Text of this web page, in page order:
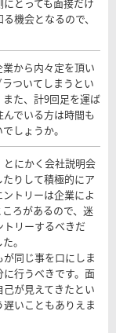
機会となるので、
から内々定を頂い
ついてしまうとい
た、計9回足を運ば
でいる方は時間も
しょうか。
にかく会社説明会
りして積極的にア
トリーは企業によ
ろがあるので、迷
トリーするべきだ
。
同じ事を口にしま
行うべきです。面
が見えてきたとい
いこともありえま